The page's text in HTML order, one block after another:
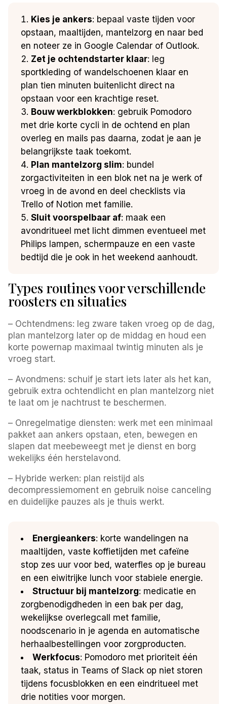
Kies je ankers: bepaal vaste tijden voor
opstaan, maaltijden, mantelzorg en naar bed
en noteer ze in Google Calendar of Outlook.
Zet je ochtendstarter klaar: leg
sportkleding of wandelschoenen klaar en
plan tien minuten buitenlicht direct na
opstaan voor een krachtige reset.
Bouw werkblokken: gebruik Pomodoro
met drie korte cycli in de ochtend en plan
overleg en mails pas daarna, zodat je aan je
belangrijkste taak toekomt.
Plan mantelzorg slim: bundel
zorgactiviteiten in een blok net na je werk of
vroeg in de avond en deel checklists via
Trello of Notion met familie.
Sluit voorspelbaar af: maak een
avondritueel met licht dimmen eventueel met
Philips lampen, schermpauze en een vaste
bedtijd die je ook in het weekend aanhoudt.
Types routines voor verschillende
roosters en situaties
– Ochtendmens: leg zware taken vroeg op de dag,
plan mantelzorg later op de middag en houd een
korte powernap maximaal twintig minuten als je
vroeg start.
– Avondmens: schuif je start iets later als het kan,
gebruik extra ochtendlicht en plan mantelzorg niet
te laat om je nachtrust te beschermen.
– Onregelmatige diensten: werk met een minimaal
pakket aan ankers opstaan, eten, bewegen en
slapen dat meebeweegt met je dienst en borg
wekelijks één herstelavond.
– Hybride werken: plan reistijd als
decompressiemoment en gebruik noise canceling
en duidelijke pauzes als je thuis werkt.
Energieankers: korte wandelingen na
maaltijden, vaste koffietijden met cafeïne
stop zes uur voor bed, waterfles op je bureau
en een eiwitrijke lunch voor stabiele energie.
Structuur bij mantelzorg: medicatie en
zorgbenodigdheden in een bak per dag,
wekelijkse overlegcall met familie,
noodscenario in je agenda en automatische
herhaalbestellingen voor zorgproducten.
Werkfocus: Pomodoro met prioriteit één
taak, status in Teams of Slack op niet storen
tijdens focusblokken en een eindritueel met
drie notities voor morgen.